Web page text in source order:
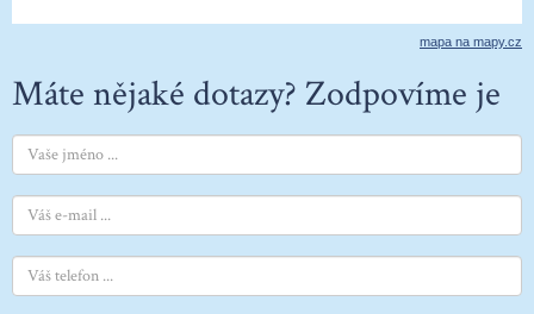
mapa na mapy.cz
Máte nějaké dotazy? Zodpovíme je